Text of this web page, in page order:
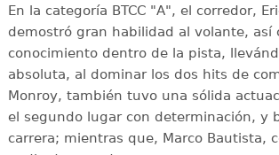
En la categoría BTCC "A", el corredor,
demostró gran habilidad al volante, así
conocimiento dentro de la pista,
absoluta, al dominar los dos hits de
Monroy, también tuvo una sólida
el segundo lugar con determinación, y
carrera; mientras que, Marco Bautista,